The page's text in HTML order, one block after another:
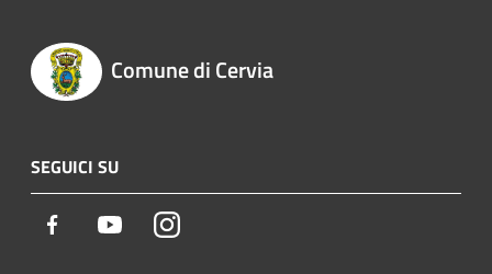
Comune di Cervia
SEGUICI SU
Facebook YoutubeInstagram